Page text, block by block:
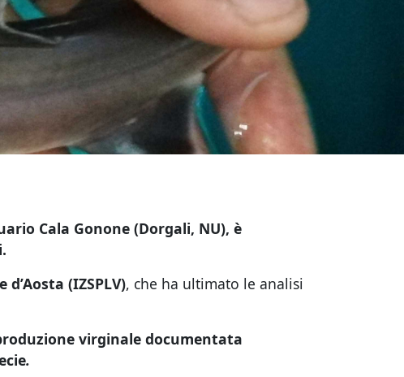
Cala Gonone (Dorgali, NU), è
(IZSPLV), che ha ultimato le analisi
virginale documentata
.